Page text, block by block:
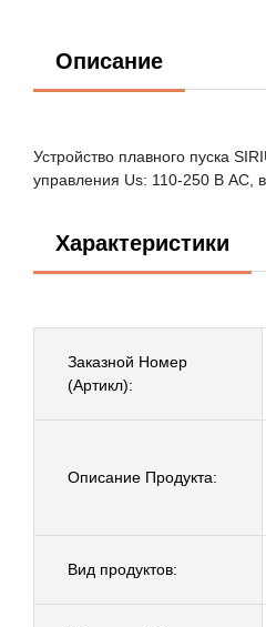
Описание
Устройство плавного пуска
управления Us: 110-250 В AC,
Характеристики
Заказной Номер
(Артикл):
Описание Продукта:
Вид продуктов: